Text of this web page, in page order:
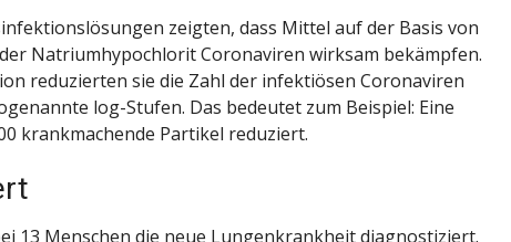
zeigten, dass Mittel auf der Basis von
Natriumhypochlorit Coronaviren wirksam bekämpfen.
reduzierten sie die Zahl der infektiösen Coronaviren
log-Stufen. Das bedeutet zum Beispiel: Eine
krankmachende Partikel reduziert.
13 Menschen die neue Lungenkrankheit diagnostiziert.